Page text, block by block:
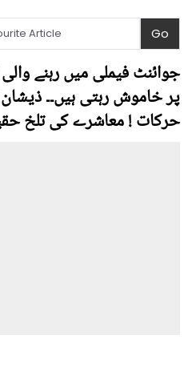
جوائنٹ فیملی میں رہنے
پر خاموش رہتی ہیں۔۔
حرکات ! معاشرے کی تلخ